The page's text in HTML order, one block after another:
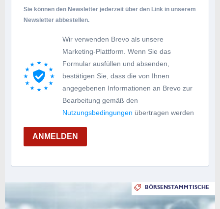
Sie können den Newsletter jederzeit über den Link in unserem
Newsletter abbestellen.
Wir verwenden Brevo als unsere
Marketing-Plattform. Wenn Sie das
Formular ausfüllen und absenden,
bestätigen Sie, dass die von Ihnen
angegebenen Informationen an Brevo zur
Bearbeitung gemäß den
Nutzungsbedingungen übertragen werden
ANMELDEN
BÖRSENSTAMMTISCHE